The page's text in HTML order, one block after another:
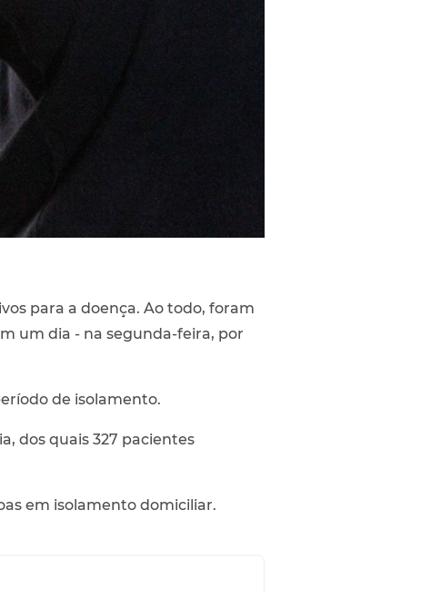
para a doença. Ao todo, foram
um dia - na segunda-feira, por
de isolamento.
dos quais 327 pacientes
em isolamento domiciliar.